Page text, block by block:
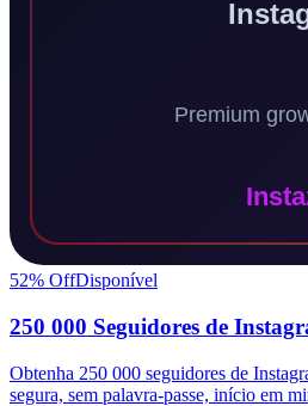
52% OffDisponível
250 000 Seguidores de
Obtenha 250 000 seguidores de
segura, sem palavra-passe, início em